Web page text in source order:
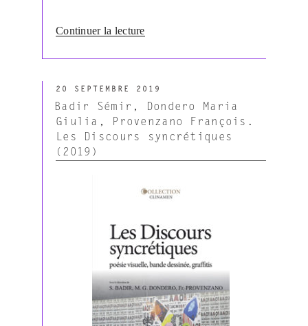
Continuer la lecturede
Pierluigi,
Denis
&
Zinna
Alessandro.
de
Mythes,
valeurs
et
matières.
Hommage
à
Paolo
PUBLIÉ
LE
20 SEPTEMBRE 2019
Badir Sémir, Dondero Maria
Giulia, Provenzano François.
Les Discours syncrétiques
(2019)